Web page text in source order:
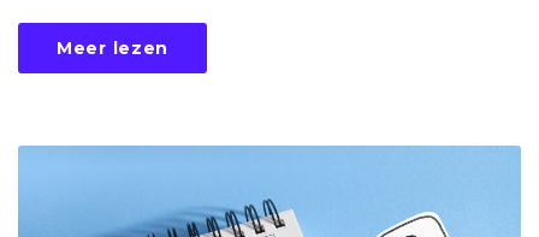
Meer lezen